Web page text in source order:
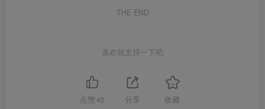
THE END
喜欢就支持一下吧
点赞 45 分享 收藏